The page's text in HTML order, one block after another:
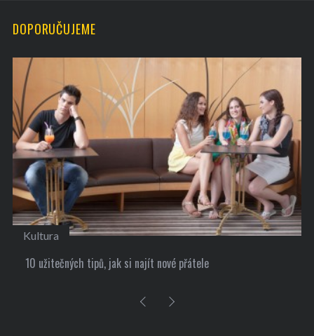
DOPORUČUJEME
Kultura
10 užitečných tipů, jak si najít nové přátele